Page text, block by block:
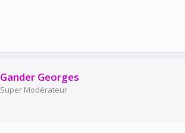
Gander Georges
Super Modérateur